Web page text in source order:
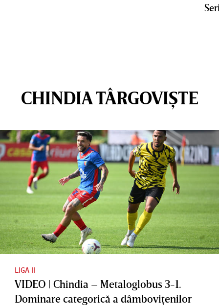
CHINDIA TÂRGOVIȘTE
LIGA II
VIDEO | Chindia – Metaloglobus 3-1.
Dominare categorică a dâmboviţenilor